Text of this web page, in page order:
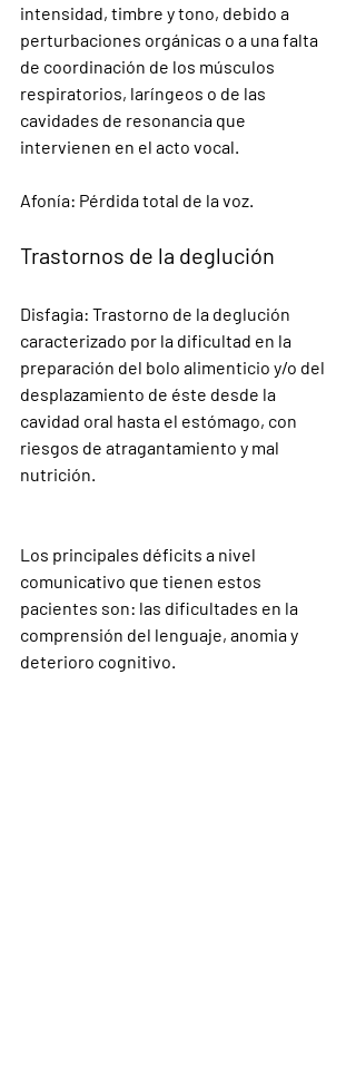
intensidad, timbre y tono, debido a
perturbaciones orgánicas o a una falta
de coordinación de los músculos
respiratorios, laríngeos o de las
cavidades de resonancia que
intervienen en el acto vocal.
Afonía: Pérdida total de la voz.
Trastornos de la deglución
Disfagia: Trastorno de la deglución
caracterizado por la dificultad en la
preparación del bolo alimenticio y/o del
desplazamiento de éste desde la
cavidad oral hasta el estómago, con
riesgos de atragantamiento y mal
nutrición.
Los principales déficits a nivel
comunicativo que tienen estos
pacientes son: las dificultades en la
comprensión del lenguaje, anomia y
deterioro cognitivo.